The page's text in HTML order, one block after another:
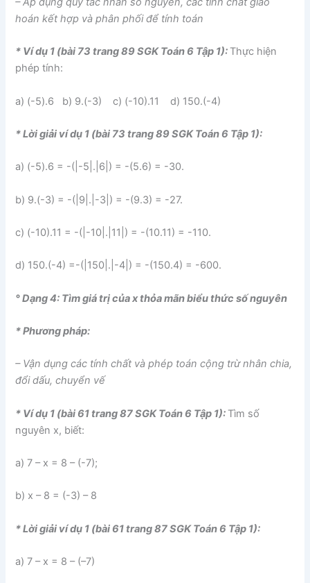
hoán kết hợp và phân phối để tính toán
* Ví dụ 1 (bài 73 trang 89 SGK Toán 6 Tập 1): Thực hiện
phép tính:
a) (-5).6 b) 9.(-3) c) (-10).11 d) 150.(-4)
* Lời giải ví dụ 1 (bài 73 trang 89 SGK Toán 6 Tập 1):
a) (-5).6 = -(|-5|.|6|) = -(5.6) = -30.
b) 9.(-3) = -(|9|.|-3|) = -(9.3) = -27.
c) (-10).11 = -(|-10|.|11|) = -(10.11) = -110.
d) 150.(-4) =-(|150|.|-4|) = -(150.4) = -600.
° Dạng 4: Tìm giá trị của x thỏa mãn biểu thức số nguyên
* Phương pháp:
– Vận dụng các tính chất và phép toán cộng trừ nhân chia,
đổi dấu, chuyển vế
* Ví dụ 1 (bài 61 trang 87 SGK Toán 6 Tập 1): Tìm số
nguyên x, biết:
a) 7 – x = 8 – (-7);
b) x – 8 = (-3) – 8
* Lời giải ví dụ 1 (bài 61 trang 87 SGK Toán 6 Tập 1):
a) 7 – x = 8 – (–7)